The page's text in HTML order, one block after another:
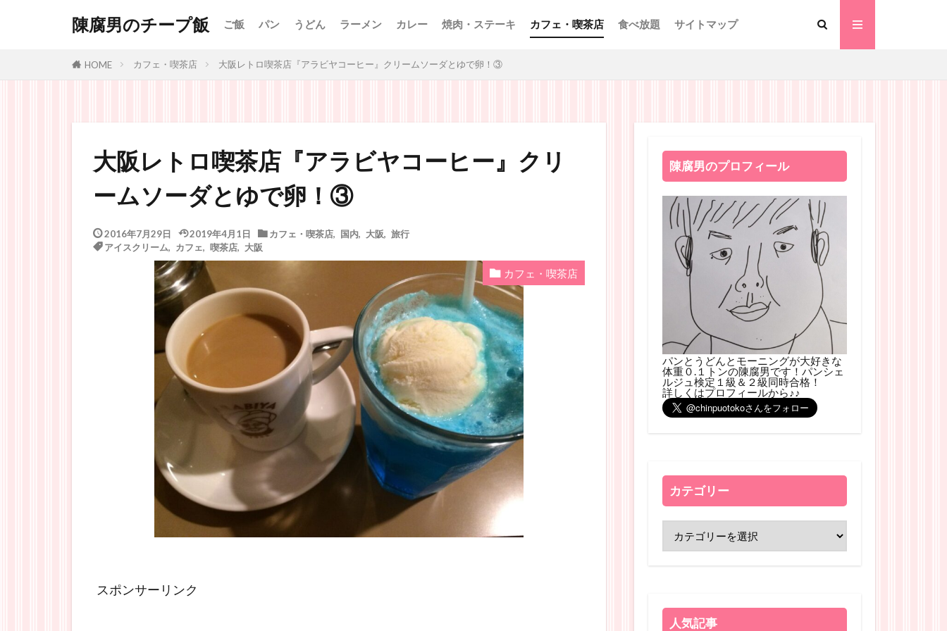
陳腐男のチープ飯 ご飯 パン うどん ラーメン カレー 焼肉・ステーキ カフェ・喫茶店 食べ放題 サイトマップ
HOME カフェ・喫茶店 大阪レトロ喫茶店『アラビヤコーヒー』クリームソーダとゆで卵！③
大阪レトロ喫茶店『アラビヤコーヒー』クリ
ームソーダとゆで卵！③
2016年7月29日 2019年4月1日 カフェ・喫茶店, 国内, 大阪
旅行
アイスクリーム
カフェ 喫茶店, 大阪
カフェ・喫茶店
スポンサーリンク
陳腐男のプロフィール
パンとうどんとモーニングが大好きな
体重０.１トンの陳腐男です！パンシェ
ルジュ検定１級＆２級同時合格！
詳しくはプロフィールから♪♪
カテゴリー
人気記事